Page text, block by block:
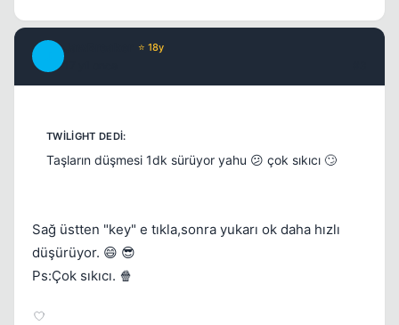
⭐ 18y
Taşların düşmesi 1dk sürüyor yahu 😕 çok sıkıcı 🙄
Sağ üstten "key" e tıkla,sonra yukarı ok daha hızlı
düşürüyor. 😄 😎
Ps:Çok sıkıcı. 🍿